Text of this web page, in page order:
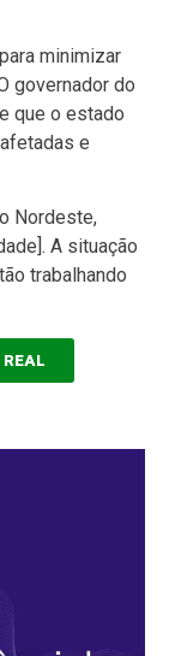
minimizar
governador do
que o estado
e
Nordeste,
A situação
trabalhando